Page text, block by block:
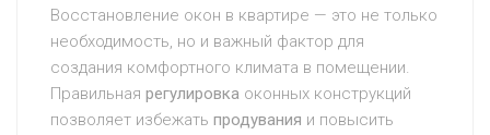
Восстановление окон в квартире — это не только
необходимость, но и важный фактор для
создания комфортного климата в помещении.
Правильная регулировка оконных конструкций
позволяет избежать продувания и повысить